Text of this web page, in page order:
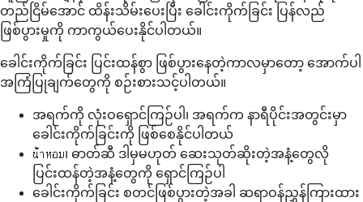
တည်ငြိမ်အောင် ထိန်းသိမ်းပေးပြီး ခေါင်းကိုက်ခြင်း ပြန်လည်
ဖြစ်ပွားမှုကို ကာကွယ်ပေးနိုင်ပါတယ်။
ခေါင်းကိုက်ခြင်း ပြင်းထန်စွာ ဖြစ်ပွားနေတဲ့ကာလမှာတော့ အောက်ပါ
အကြံပြုချက်တွေကို စဉ်းစားသင့်ပါတယ်။
အရက်ကို လုံးဝရှောင်ကြဉ်ပါ၊ အရက်က နာရီပိုင်းအတွင်းမှာ
ခေါင်းကိုက်ခြင်းကို ဖြစ်စေနိုင်ပါတယ်
น้ำหอม၊ ဓာတ်ဆီ ဒါမှမဟုတ် ဆေးသုတ်ဆိုးတဲ့အနံ့တွေလို
ပြင်းထန်တဲ့အနံ့တွေကို ရှောင်ကြဉ်ပါ
ခေါင်းကိုက်ခြင်း စတင်ဖြစ်ပွားတဲ့အခါ ဆရာဝန်ညွှန်ကြားထား